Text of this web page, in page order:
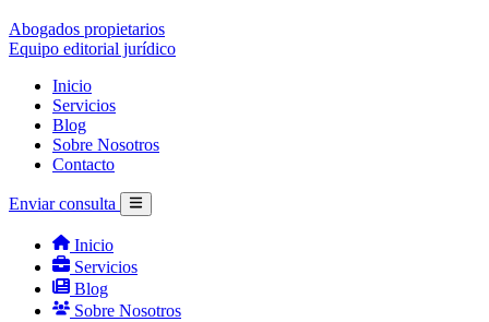
Abogados propietarios
Equipo editorial jurídico
Inicio
Servicios
Blog
Sobre Nosotros
Contacto
Enviar consulta
Inicio
Servicios
Blog
Sobre Nosotros